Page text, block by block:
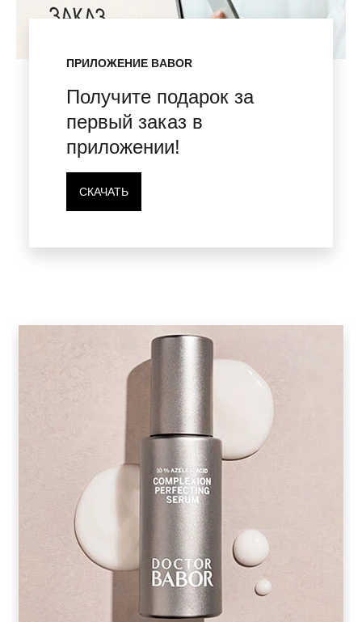
ПРИЛОЖЕНИЕ BABOR
Получите подарок за
первый заказ в
приложении!
СКАЧАТЬ